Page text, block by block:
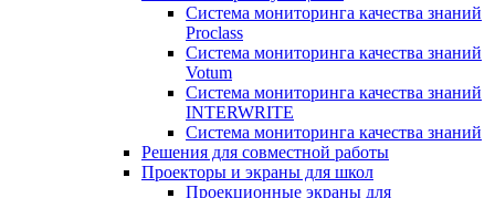
Система мониторинга качества знаний
Proclass
Система мониторинга качества знаний
Votum
Система мониторинга качества знаний
INTERWRITE
Система мониторинга качества знаний
Решения для совместной работы
Проекторы и экраны для школ
Проекционные экраны для